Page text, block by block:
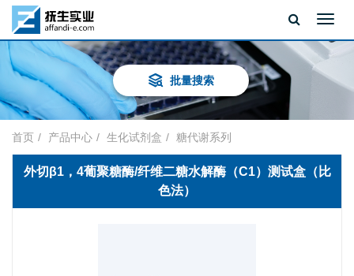
批量搜索
首页 产品中心 生化试剂盒 糖代谢系列
外切β1，4葡聚糖酶/纤维二糖水解酶（C1）测试盒（比
色法）